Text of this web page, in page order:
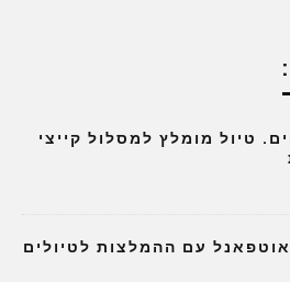
טיול מומלץ למסלול קייצי
עם ההמלצות לטיולים